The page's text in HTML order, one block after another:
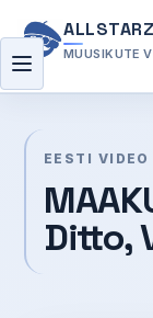
MUUSIKUTE
Menüü
EESTI VIDEO
Ditto,